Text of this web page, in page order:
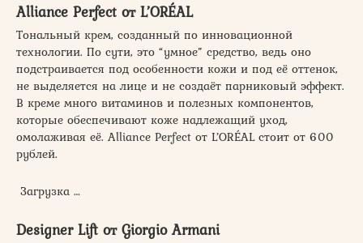
Alliance Perfect от L’ORÉAL
Тональный крем, созданный по инновационной
технологии. По сути, это “умное” средство, ведь оно
подстраивается под особенности кожи и под её оттенок,
не выделяется на лице и не создаёт парниковый эффект.
В креме много витаминов и полезных компонентов,
которые обеспечивают коже надлежащий уход,
омолаживая её. Alliance Perfect от L’ORÉAL стоит от 600
рублей.
Загрузка …
Designer Lift от Giorgio Armani